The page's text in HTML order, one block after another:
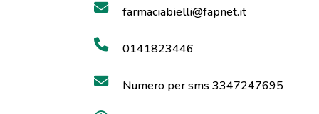
farmaciabielli@fapnet.it
0141823446
Numero per sms 3347247695